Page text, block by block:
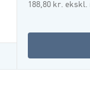
188,80 kr. ekskl.